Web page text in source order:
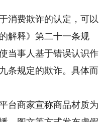
消费欺诈的认定，可以
解释》第二十一条规
当事人基于错误认识作
条规定的欺诈。具体而
台商家宣称商品材质为